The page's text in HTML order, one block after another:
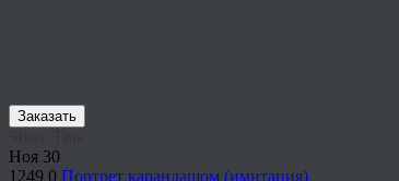
Заказать
Ноя 30
1249 0 Портрет карандашом (имитация)